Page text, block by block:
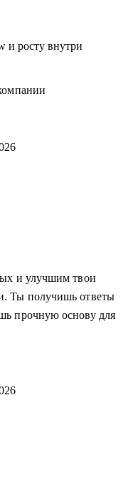
и росту внутри
и улучшим твои
Ты получишь ответы
прочную основу для